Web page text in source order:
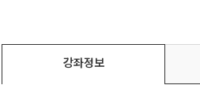
강좌정보